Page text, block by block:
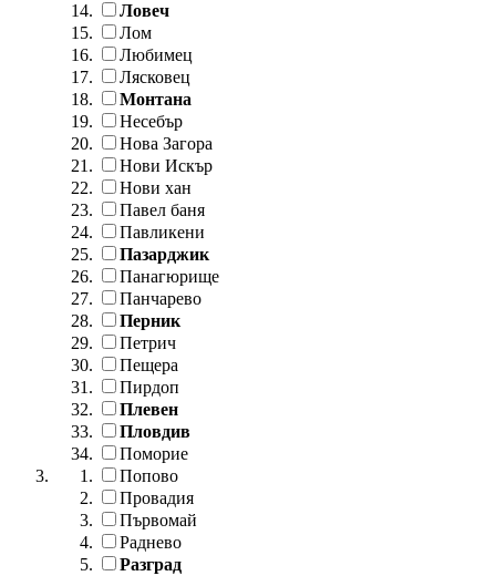
Ловеч
Лом
Любимец
Лясковец
Монтана
Несебър
Нова Загора
Нови Искър
Нови хан
Павел баня
Павликени
Пазарджик
Панагюрище
Панчарево
Перник
Петрич
Пещера
Пирдоп
Плевен
Пловдив
Поморие
Попово
Провадия
Първомай
Раднево
Разград